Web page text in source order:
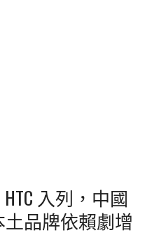
入列，中國
品牌依賴劇增